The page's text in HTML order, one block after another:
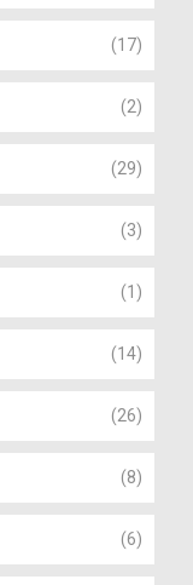
(17)
(2)
(29)
(3)
(1)
(14)
(26)
(8)
(6)